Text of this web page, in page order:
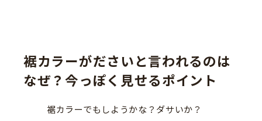
裾カラーがださいと言われるのは
なぜ？今っぽく見せるポイント
裾カラーでもしようかな？ダサいか？